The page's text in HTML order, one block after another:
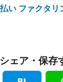
い ファクタリ
ェア・保存